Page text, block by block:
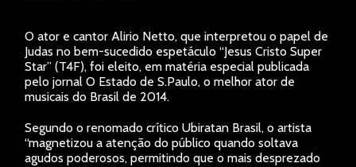
O ator e cantor Alirio Netto, que interpretou o papel de
Judas no bem-sucedido espetáculo “Jesus Cristo Super
Star” (T4F), foi eleito, em matéria especial publicada
pelo jornal O Estado de S.Paulo, o melhor ator de
musicais do Brasil de 2014.
Segundo o renomado crítico Ubiratan Brasil, o artista
“magnetizou a atenção do público quando soltava
agudos poderosos, permitindo que o mais desprezado